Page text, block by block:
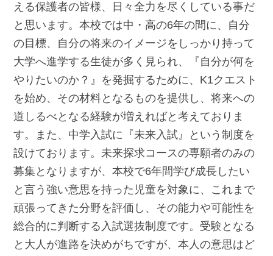
える保護者の皆様、日々全力を尽くしている事だ
と思います。本校では中・高の6年の間に、自分
の目標、自分の将来のイメージをしっかり持って
大学へ進学する生徒が多く見られ、『自分が何を
やりたいのか？』を発掘するために、K1クエスト
を始め、その材料となるものを提供し、将来への
道しるべとなる経験が増えればと考えておりま
す。また、中学入試に『未来入試』という制度を
設けております。未来探求コースの専願者のみの
募集となりますが、本校で6年間学び成長したい
と言う強い意思を持った児童を対象に、これまで
頑張ってきた分野を評価し、その能力や可能性を
総合的に判断する入試選抜制度です。受験となる
と大人が進路を決めがちですが、本人の意思はど